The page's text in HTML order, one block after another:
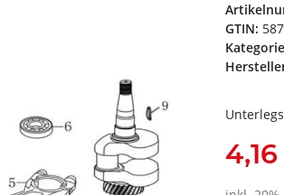
GTIN: